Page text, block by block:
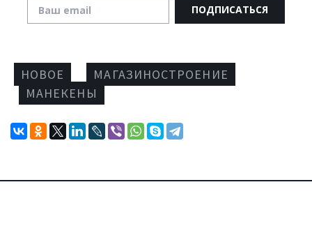
ПОДПИСАТЬСЯ
НОВОЕ
МАГАЗИНОСТРОЕНИЕ
МАНЕКЕНЫ